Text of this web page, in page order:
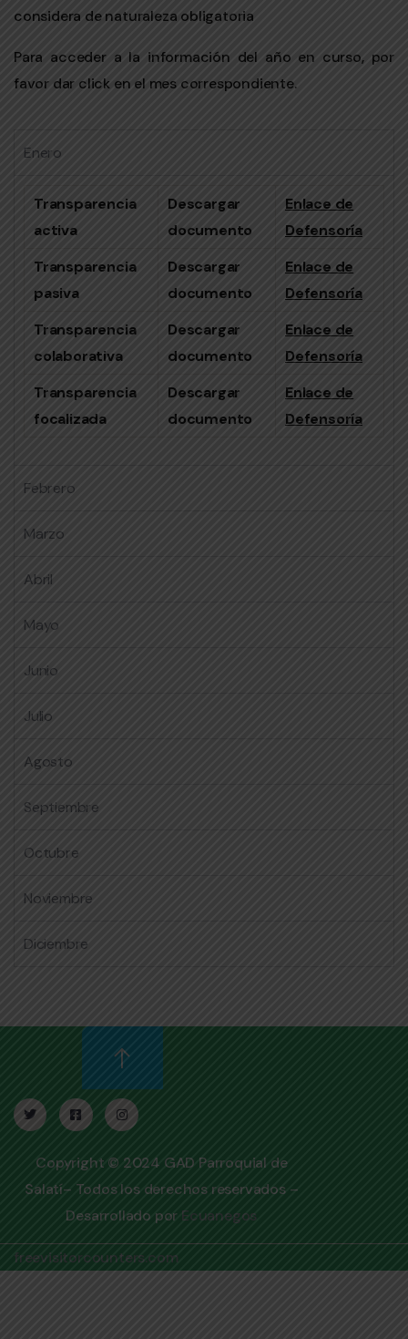
considera de naturaleza obligatoria
Para acceder a la información del año en curso, por
favor dar click en el mes correspondiente.
Enero
Transparencia
activa
Descargar
documento
Enlace de
Defensoría
Transparencia
pasiva
Descargar
documento
Enlace de
Defensoría
Transparencia
colaborativa
Descargar
documento
Enlace de
Defensoría
Transparencia
focalizada
Descargar
documento
Enlace de
Defensoría
Febrero
Marzo
Abril
Mayo
Junio
Julio
Agosto
Septiembre
Octubre
Noviembre
Diciembre
Copyright © 2024 GAD Parroquial de
Salatí– Todos los derechos reservados –
Desarrollado por Ecuanegos
freevisitorcounters.com